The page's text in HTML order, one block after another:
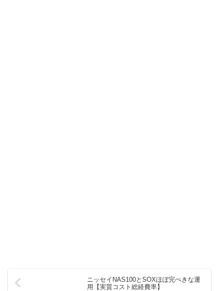
ニッセイNAS100とSOXほぼ完ぺきな運
用【実質コスト総経費率】